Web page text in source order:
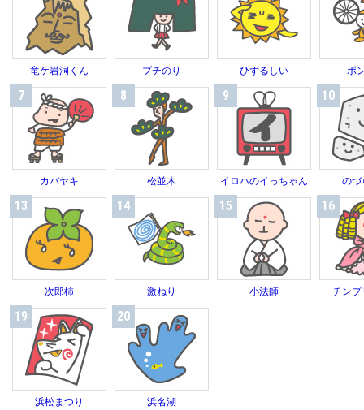
竜ケ岩洞くん ブチのり ひずるしい ポ
7
カバヤキ
8
松並木
9
イロハのイっちゃん
10
のづ
13
次郎柿
14
激ねり
15
小法師
16
チンプ
19
浜松まつり
20
浜名湖